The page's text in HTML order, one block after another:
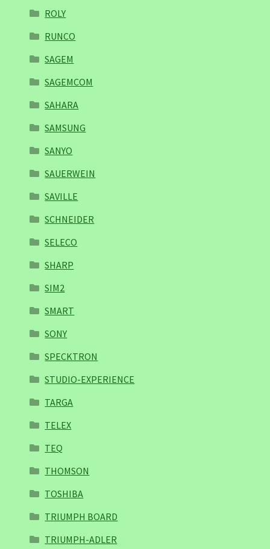
ROLY
RUNCO
SAGEM
SAGEMCOM
SAHARA
SAMSUNG
SANYO
SAUERWEIN
SAVILLE
SCHNEIDER
SELECO
SHARP
SIM2
SMART
SONY
SPECKTRON
STUDIO-EXPERIENCE
TARGA
TELEX
TEQ
THOMSON
TOSHIBA
TRIUMPH BOARD
TRIUMPH-ADLER